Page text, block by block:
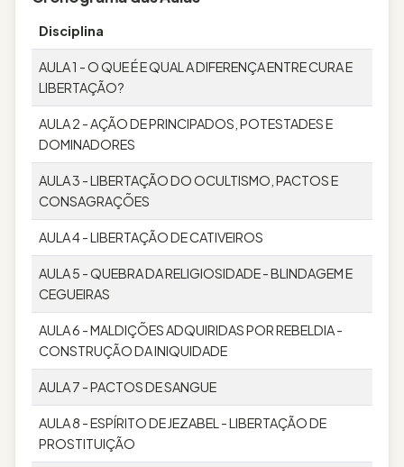
Disciplina
AULA 1 - O QUE É E QUAL A DIFERENÇA ENTRE CURA E
LIBERTAÇÃO?
AULA 2 - AÇÃO DE PRINCIPADOS, POTESTADES E
DOMINADORES
AULA 3 - LIBERTAÇÃO DO OCULTISMO, PACTOS E
CONSAGRAÇÕES
AULA 4 - LIBERTAÇÃO DE CATIVEIROS
AULA 5 - QUEBRA DA RELIGIOSIDADE - BLINDAGEM E
CEGUEIRAS
AULA 6 - MALDIÇÕES ADQUIRIDAS POR REBELDIA -
CONSTRUÇÃO DA INIQUIDADE
AULA 7 - PACTOS DE SANGUE
AULA 8 - ESPÍRITO DE JEZABEL - LIBERTAÇÃO DE
PROSTITUIÇÃO